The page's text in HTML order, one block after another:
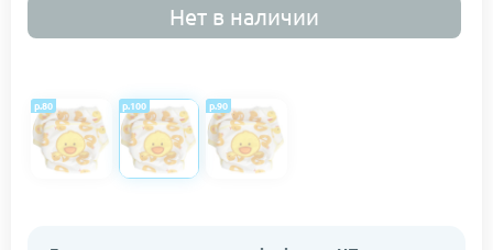
Нет в наличии
р.80 р.100 р.90